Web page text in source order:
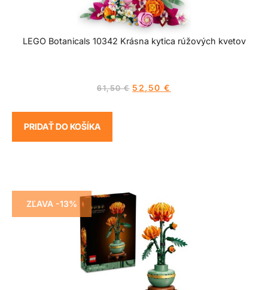
LEGO Botanicals 10342 Krásna kytica rúžových kvetov
61,50€ 52,50€
PRIDAŤ DO KOŠÍKA
ZĽAVA -13%